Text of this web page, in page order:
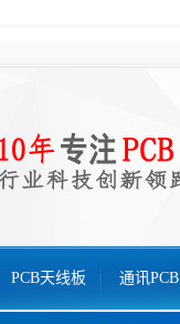
PCB天线板 通讯PCB